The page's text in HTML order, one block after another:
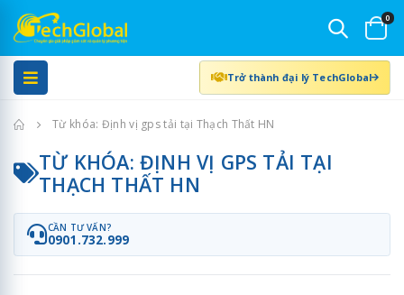
0
Trở thành đại lý TechGlobal
Trang chủTừ khóa: Định vị gps tải tại Thạch Thất HN
TỪ KHÓA: ĐỊNH VỊ GPS TẢI TẠI
THẠCH THẤT HN
CẦN TƯ VẤN?
0901.732.999